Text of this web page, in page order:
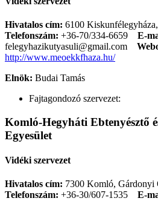
Hivatalos cím: 6100
Telefonszám: +36-70/334-6659
E-
felegyhazikutyasuli@gmail.com
http://www.meoekkfhaza.hu/
Elnök: Budai Tamás
Fajtagondozó szervezet:
Komló-Hegyháti Ebtenyésztő
Egyesület
Vidéki szervezet
Hivatalos cím: 7300 Komló, Gárdonyi
Telefonszám: +36-30/607-1535 E-